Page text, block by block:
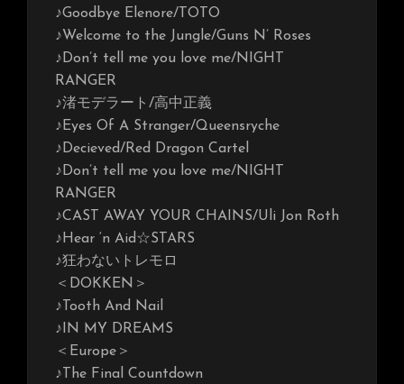
♪Goodbye Elenore/TOTO
♪Welcome to the Jungle/Guns N’ Roses
♪Don’t tell me you love me/NIGHT
RANGER
♪渚モデラート/高中正義
♪Eyes Of A Stranger/Queensryche
♪Decieved/Red Dragon Cartel
♪Don’t tell me you love me/NIGHT
RANGER
♪CAST AWAY YOUR CHAINS/Uli Jon Roth
♪Hear ‘n Aid☆STARS
♪狂わないトレモロ
＜DOKKEN＞
♪Tooth And Nail
♪IN MY DREAMS
＜Europe＞
♪The Final Countdown